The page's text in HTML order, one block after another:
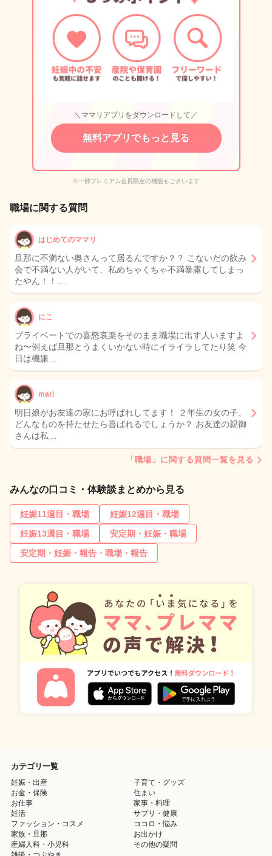
＼ママリアプリをダウンロードして／
無料アプリでもっと見る
※一部プレミアム会員限定の機能もございます
職場に関する質問
はじめてのママリ
旦那に不満ない奥さんって居るんですか？？ こないだの飲み
会で不満ない人がいて、私めちゃくちゃ不満暴露してしまっ
たやん！！…
にこ
プライベートでの喜怒哀楽をそのまま職場に出す人いますよ
ね〜例えば旦那とうまくいかない時にイライラしてたり笑 今
日は機嫌…
mari
明日娘がお友達の家にお呼ばれしてます！ ２年生の女の子、
どんなものを持たせたら喜ばれるでしょうか？ お友達の親御
さんは私…
「職場」に関する質問一覧を見る
みんなの口コミ・体験談まとめから見る
妊娠11週目・職場
妊娠12週目・職場
妊娠13週目・職場
安定期・妊娠・職場
安定期・妊娠・報告・職場・報告
カテゴリ一覧
妊娠・出産
子育て・グッズ
お金・保険
住まい
お仕事
家事・料理
妊活
サプリ・健康
ファッション・コスメ
ココロ・悩み
家族・旦那
お出かけ
産婦人科・小児科
その他の疑問